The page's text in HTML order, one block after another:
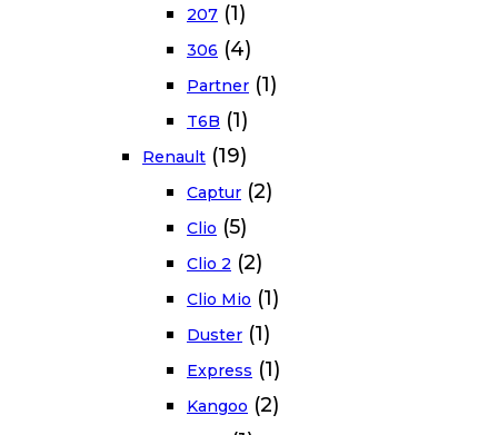
207 (1)
306 (4)
Partner (1)
T6B (1)
Renault (19)
Captur (2)
Clio (5)
Clio 2 (2)
Clio Mio (1)
Duster (1)
Express (1)
Kangoo (2)